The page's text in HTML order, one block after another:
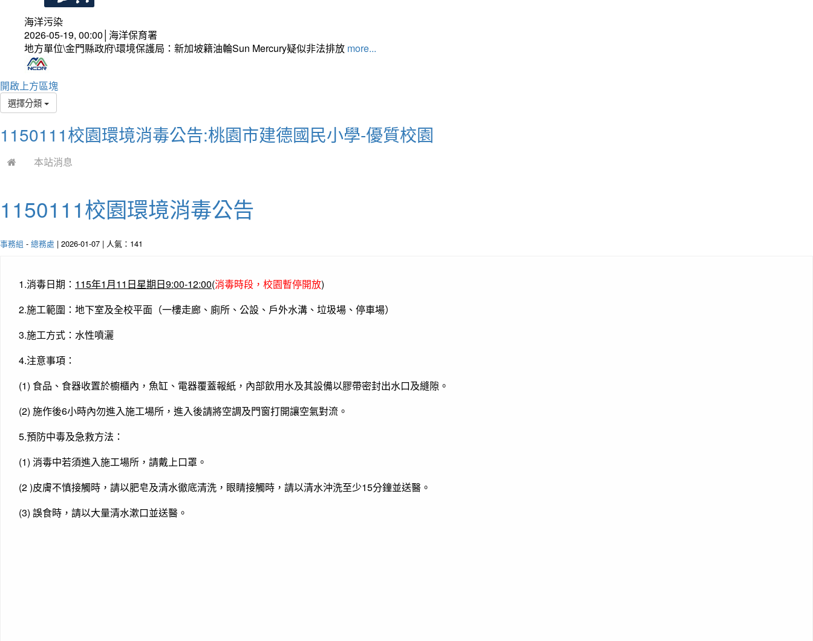
海洋污染
2026-05-19, 00:00│海洋保育署
地方單位\金門縣政府\環境保護局：新加坡籍油輪Sun Mercury疑似非法排放 more...
開啟上方區塊
選擇分類
1150111校園環境消毒公告:桃園市建德國民小學-優質校園
本站消息
1150111校園環境消毒公告
事務組 - 總務處 | 2026-01-07 | 人氣：141
1.消毒日期： 115年1月11日星期日9:00-12:00(消毒時段，校園暫停開放)
2.施工範圍：地下室及全校平面（一樓走廊、廁所、公設、戶外水溝、垃圾場、停車場）
3.施工方式：水性噴灑
4.注意事項：
(1) 食品、食器收置於櫥櫃內，魚缸、電器覆蓋報紙，內部飲用水及其設備以膠帶密封出水口及縫隙。
(2) 施作後6小時內勿進入施工場所，進入後請將空調及門窗打開讓空氣對流。
5.預防中毒及急救方法：
(1) 消毒中若須進入施工場所，請戴上口罩。
(2 )皮膚不慎接觸時，請以肥皂及清水徹底清洗，眼睛接觸時，請以清水沖洗至少15分鐘並送醫。
(3) 誤食時，請以大量清水漱口並送醫。